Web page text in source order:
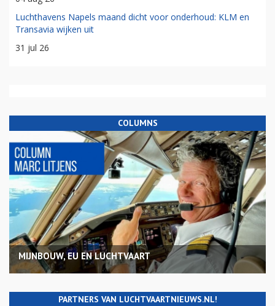
Luchthavens Napels maand dicht voor onderhoud: KLM en
Transavia wijken uit
31 jul 26
COLUMNS
MIJNBOUW, EU EN LUCHTVAART
PARTNERS VAN LUCHTVAARTNIEUWS.NL!